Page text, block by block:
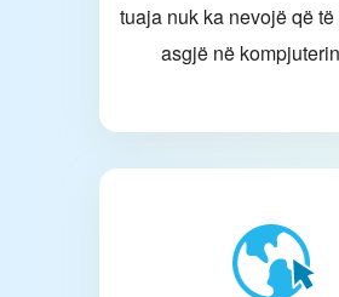
tuaja nuk ka nevojë që
asgjë në